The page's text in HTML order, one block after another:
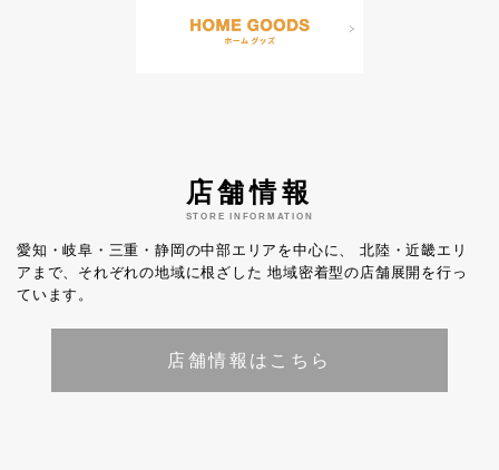
店舗情報
STORE INFORMATION
愛知・岐阜・三重・静岡の中部エリアを中心に、
北陸・近畿エリ
アまで、それぞれの地域に根ざした 地域密着型の店舗展開を行っ
ています。
店舗情報はこちら